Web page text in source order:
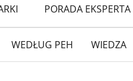
PORADA EKSPERTA
WEDŁUG PEH WIEDZA